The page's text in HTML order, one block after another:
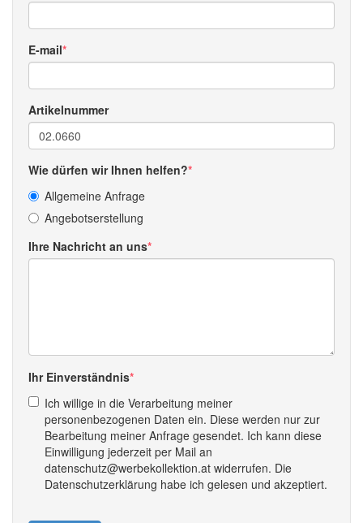
E-mail
Artikelnummer
Wie dürfen wir Ihnen helfen?
Allgemeine Anfrage
Angebotserstellung
Ihre Nachricht an uns
Ihr Einverständnis
Ich willige in die Verarbeitung meiner
personenbezogenen Daten ein. Diese werden nur zur
Bearbeitung meiner Anfrage gesendet. Ich kann diese
Einwilligung jederzeit per Mail an
datenschutz@werbekollektion.at widerrufen. Die
Datenschutzerklärung habe ich gelesen und akzeptiert.